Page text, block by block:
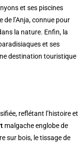
et ses piscines
l’Anja, connue pour
la nature. Enfin, la
et ses
destination touristique
reflétant l’histoire et
malgache englobe de
sur bois, le tissage de